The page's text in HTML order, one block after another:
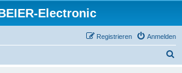
Electronic
Anmelden
Registrieren